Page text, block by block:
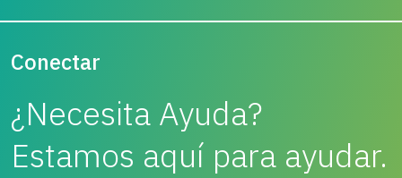
Conectar
¿Necesita Ayuda?
Estamos aquí para ayudar.